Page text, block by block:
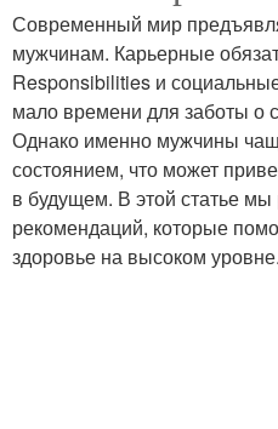
Современный мир
мужчинам. Карьерные
Responsibilities и
мало времени для заботы о
Однако именно мужчины
состоянием, что может
в будущем. В этой статье
рекомендаций, которые
здоровье на высоком уровне.